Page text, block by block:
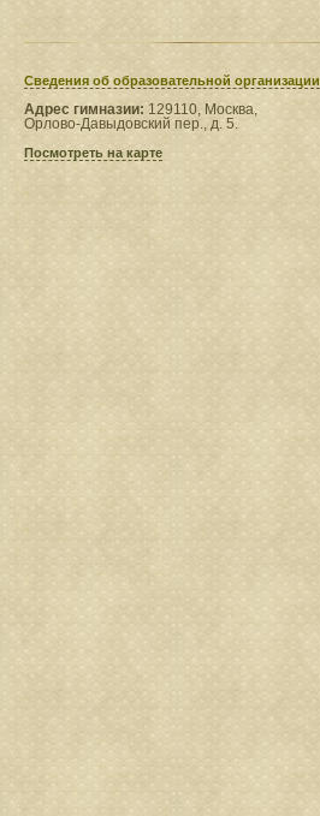
Сведения​ об образовательной организации
Адрес гимназии: 129110, Москва,
Орлово-Давыдовский пер., д. 5.
Посмотреть на карте